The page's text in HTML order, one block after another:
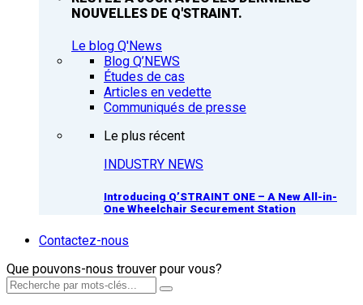
NOUVELLES DE Q'STRAINT.
Le blog Q'News
Blog Q’NEWS
Études de cas
Articles en vedette
Communiqués de presse
Le plus récent
INDUSTRY NEWS
Introducing Q’STRAINT ONE – A New All-in-
One Wheelchair Securement Station
Contactez-nous
Que pouvons-nous trouver pour vous?